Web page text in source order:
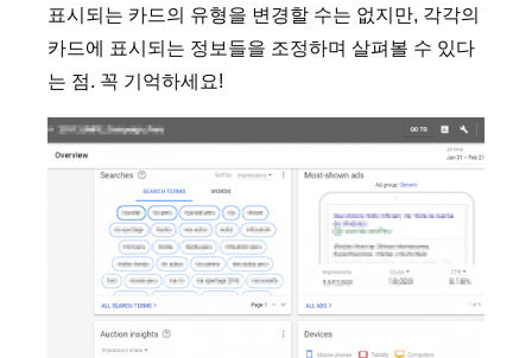
표시되는 카드의 유형을 변경할 수는 없지만, 각각의
카드에 표시되는 정보들을 조정하며 살펴볼 수 있다
는 점. 꼭 기억하세요!